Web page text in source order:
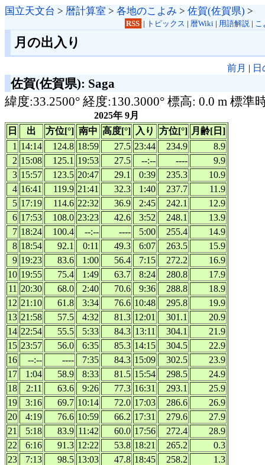
国立天文台 > 暦計算室 > 各地のこよみ > 佐賀(佐賀県) >
RSS | トピックス | 暦Wiki| 用語解説| こ
月の出入り
前月 |
佐賀(佐賀県): Saga
緯度:33.2500° 経度:130.3000° 標高: 0.0 m 標準
2025年 9月
日
出 方位[°] 南中 高度[°] 入り 方位[°] 月齢[日]
1 14:14 124.8 18:59 27.5 23:44 234.9
8.9
2 15:08 125.1 19:53 27.5 --:-- ----
9.9
3 15:57 123.5 20:47 29.1 0:39 235.3
10.9
4 16:41 119.9 21:41 32.3 1:40 237.7
11.9
5 17:19 114.6 22:32 36.9 2:45 242.1
12.9
6 17:53 108.0 23:23 42.6 3:52 248.1
13.9
7 18:24 100.4 --:-- ---- 5:00 255.4
14.9
8 18:54 92.1 0:11 49.3 6:07 263.5
15.9
9 19:23 83.6 1:00 56.4 7:15 272.2
16.9
10 19:55 75.4 1:49 63.7 8:24 280.8
17.9
11 20:30 68.0 2:40 70.6 9:36 288.8
18.9
12 21:10 61.8 3:34 76.6 10:48 295.8
19.9
13 21:58 57.5 4:32 81.3 12:01 301.1
20.9
14 22:54 55.5 5:33 84.3 13:11 304.1
21.9
15 23:57 56.0 6:35 85.3 14:15 304.5
22.9
16
--:-- ---- 7:35 84.3 15:09 302.5
23.9
17
1:04 58.9 8:33 81.5 15:54 298.5
24.9
18
2:11 63.6 9:26 77.3 16:31 293.1
25.9
19
3:16 69.7 10:14 72.0 17:03 286.6
26.9
20
4:19 76.6 10:59 66.2 17:31 279.6
27.9
21
5:18 83.9 11:42 60.0 17:56 272.4
28.9
22
6:16 91.3 12:22 53.8 18:21 265.2
0.3
23
7:13 98.5 13:03 47.8 18:45 258.2
1.3